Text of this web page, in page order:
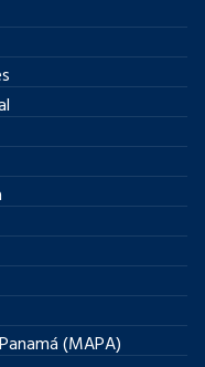
(MAPA)